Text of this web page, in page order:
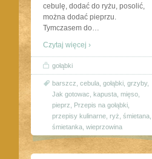
cebulę, dodać do ryżu, posolić,
można dodać pieprzu.
Tymczasem do…
Czytaj więcej ›
gołąbki
barszcz cebula gołąbki grzyby,
Jak gotowac kapusta mięso
pieprz
Przepis na gołąbki
przepisy kulinarne ryż śmietana
śmietanka wieprzowina